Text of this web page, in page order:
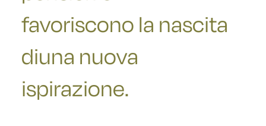
favoriscono la nascita
diuna nuova
ispirazione.